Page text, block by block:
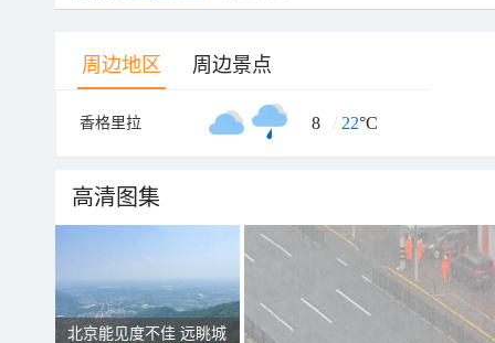
周边地区 周边景点
香格里拉 8 / 22°C
高清图集
北京能见度不佳 远眺城